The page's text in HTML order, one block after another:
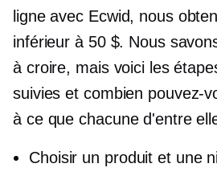
ligne avec Ecwid, nous
inférieur à 50 $. Nous
à croire, mais voici les
suivies et combien pouvez-
à ce que chacune d'entre
Choisir un produit et une